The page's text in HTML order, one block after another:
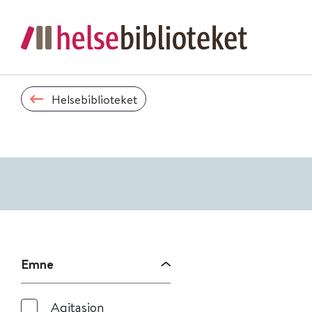
Helsebiblioteket
Emne
Agitasjon